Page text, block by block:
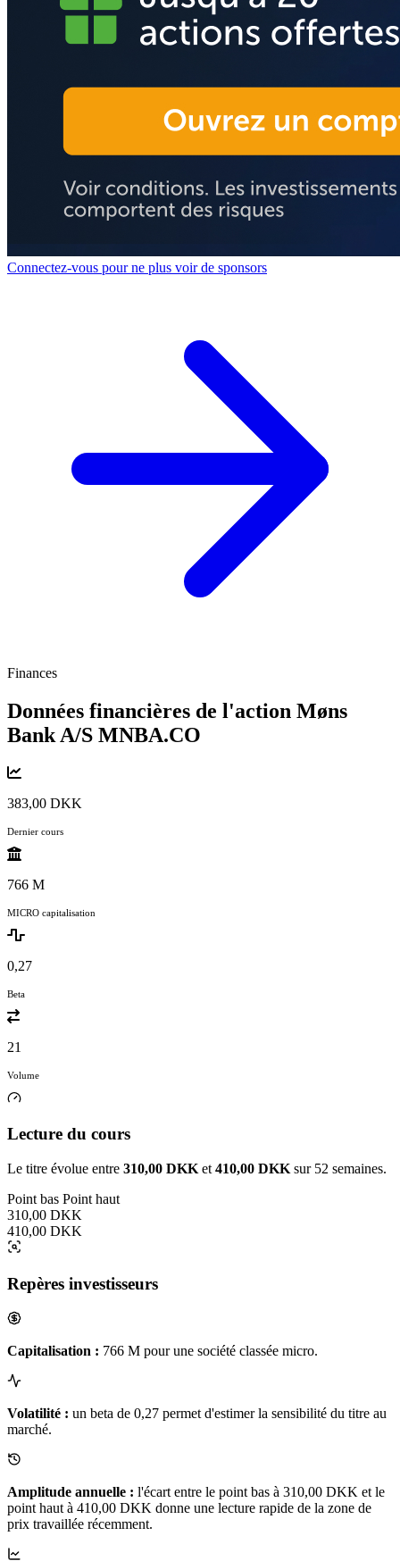
Connectez-vous pour ne plus voir de sponsors
Finances
Données financières de l'action Møns
Bank A/S MNBA.CO
383,00 DKK
Dernier cours
766 M
MICRO capitalisation
0,27
Beta
21
Volume
Lecture du cours
Le titre évolue entre 310,00 DKK et 410,00 DKK sur 52 semaines.
Point bas Point haut
310,00 DKK
410,00 DKK
Repères investisseurs
Capitalisation : 766 M pour une société classée micro.
Volatilité : un beta de 0,27 permet d'estimer la sensibilité du titre au
marché.
Amplitude annuelle : l'écart entre le point bas à 310,00 DKK et le
point haut à 410,00 DKK donne une lecture rapide de la zone de
prix travaillée récemment.